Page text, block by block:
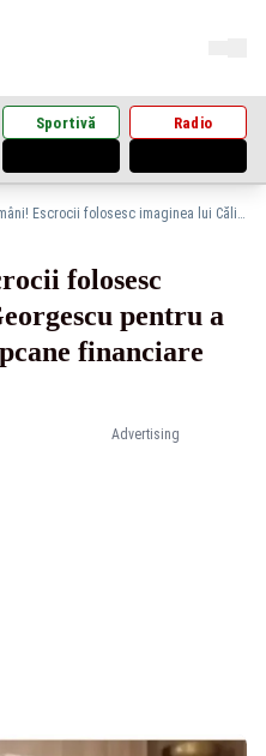
Sportivă Radio
Atenție, români! Escrocii folosesc imaginea lui Călin Georgescu pentru a atrage oamenii în capcane financiare online
Advertising
folosesc
pentru a
financiare